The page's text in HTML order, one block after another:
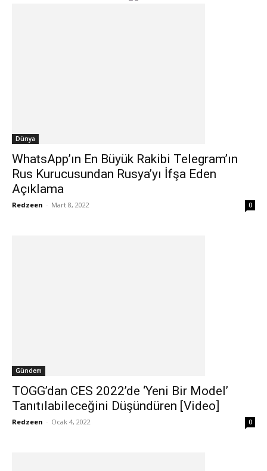
Dünya
WhatsApp’ın En Büyük Rakibi Telegram’ın
Rus Kurucusundan Rusya’yı İfşa Eden
Açıklama
Redzeen - Mart 8, 2022 0
Gündem
TOGG’dan CES 2022’de ‘Yeni Bir Model’
Tanıtılabileceğini Düşündüren [Video]
Redzeen - Ocak 4, 2022 0